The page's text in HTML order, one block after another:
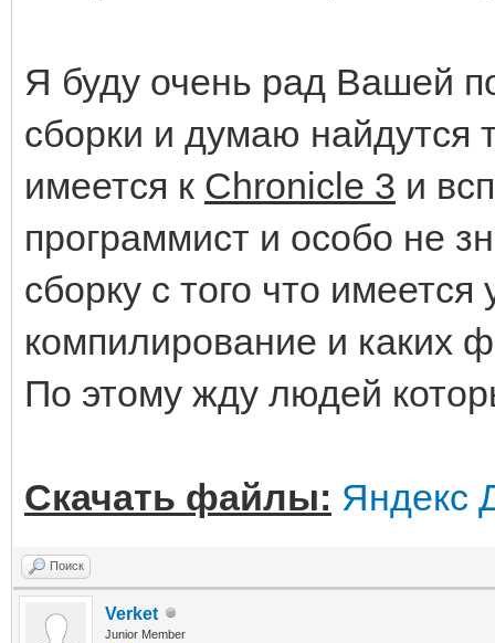
Я буду очень рад Вашей
сборки и думаю найдутся
имеется к Chronicle 3 и
программист и особо не
сборку с того что
компилирование и каких
По этому жду людей
Скачать файлы: Яндекс
Поиск
Verket
Junior Member